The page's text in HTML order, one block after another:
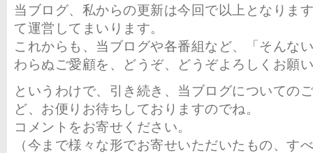
当ブログ、私からの更新は今回で以上となりま
て運営してまいります。
これからも、当ブログや各番組など、「そんな
わらぬご愛顧を、どうぞ、どうぞよろしくお願
というわけで、引き続き、当ブログについての
ど、お便りお待ちしておりますのでね。
コメントをお寄せください。
（今まで様々な形でお寄せいただいたもの、す